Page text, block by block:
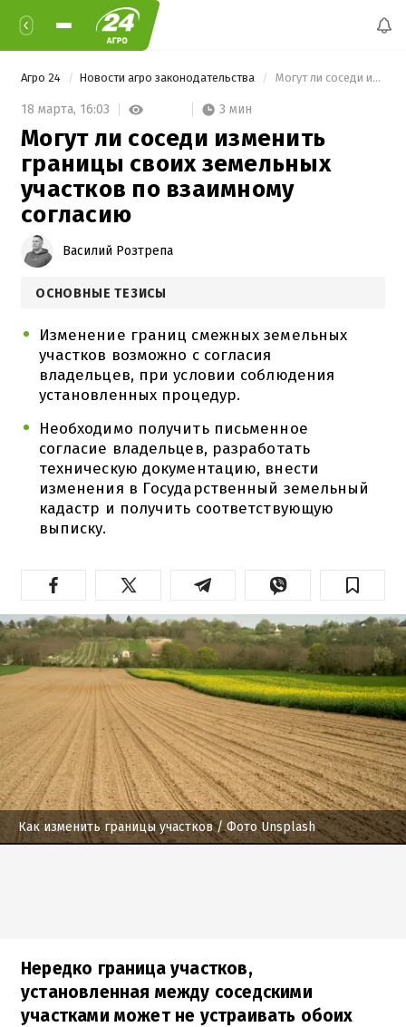
Агро 24 Новости агро законодательства Могут ли соседи изменить границы своих земельных участков по взаимному согласию
18 марта, 16:03 3 мин
Могут ли соседи изменить
границы своих земельных
участков по взаимному
согласию
Василий Розтрепа
ОСНОВНЫЕ ТЕЗИСЫ
Изменение границ смежных земельных
участков возможно с согласия
владельцев, при условии соблюдения
установленных процедур.
Необходимо получить письменное
согласие владельцев, разработать
техническую документацию, внести
изменения в Государственный земельный
кадастр и получить соответствующую
выписку.
Как изменить границы участков/ Фото Unsplash
Нередко граница участков,
установленная между соседскими
участками может не устраивать обоих